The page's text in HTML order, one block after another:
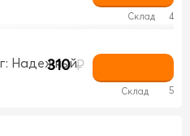
Склад 4
310 ₽
Склад 5